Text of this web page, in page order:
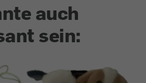
auch
sein: